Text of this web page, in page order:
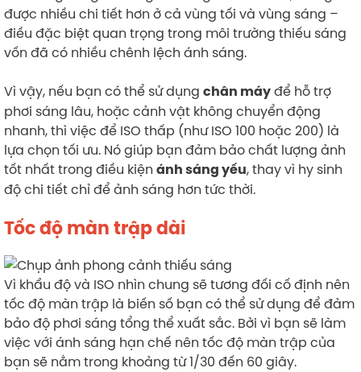
được nhiều chi tiết hơn ở cả vùng tối và vùng sáng –
điều đặc biệt quan trọng trong môi trường thiếu sáng
vốn đã có nhiều chênh lệch ánh sáng.
Vì vậy, nếu bạn có thể sử dụng chân máyđể hỗ trợ
phơi sáng lâu, hoặc cảnh vật không chuyển động
nhanh, thì việc để ISO thấp (như ISO 100 hoặc 200) là
lựa chọn tối ưu. Nó giúp bạn đảm bảo chất lượng ảnh
tốt nhất trong điều kiện ánh sáng yếu, thay vì hy sinh
độ chi tiết chỉ để ảnh sáng hơn tức thời.
Tốc độ màn trập dài
Vì khẩu độ và ISO nhìn chung sẽ tương đối cố định nên
tốc độ màn trập là biến số bạn có thể sử dụng để đảm
bảo độ phơi sáng tổng thể xuất sắc. Bởi vì bạn sẽ làm
việc với ánh sáng hạn chế nên tốc độ màn trập của
bạn sẽ nằm trong khoảng từ 1/30 đến 60 giây.